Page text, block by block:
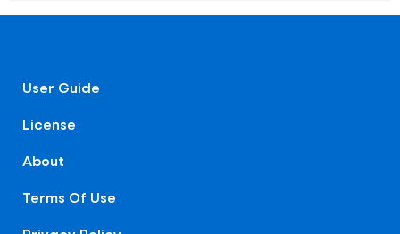
User Guide
License
About
Terms Of Use